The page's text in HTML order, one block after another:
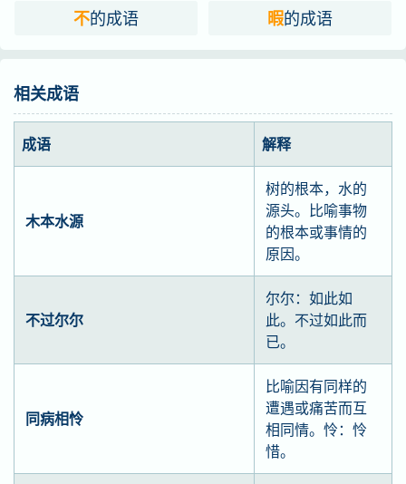
不的成语 暇的成语
相关成语
成语 解释
木本水源
树的根本，水的
源头。比喻事物
的根本或事情的
原因。
不过尔尔
尔尔：如此如
此。不过如此而
已。
同病相怜
比喻因有同样的
遭遇或痛苦而互
相同情。怜：怜
惜。